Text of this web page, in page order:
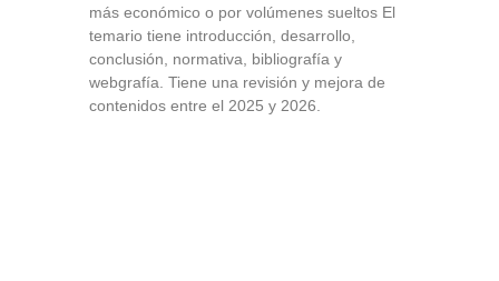
más económico o por volúmenes sueltos El
temario tiene introducción, desarrollo,
conclusión, normativa, bibliografía y
webgrafía. Tiene una revisión y mejora de
contenidos entre el 2025 y 2026.